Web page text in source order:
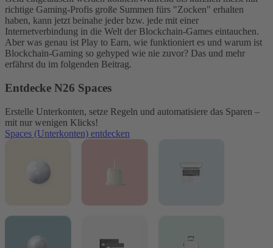
richtige Gaming-Profis große Summen fürs "Zocken" erhalten
haben, kann jetzt beinahe jeder bzw. jede mit einer
Internetverbindung in die Welt der Blockchain-Games eintauchen.
Aber was genau ist Play to Earn, wie funktioniert es und warum ist
Blockchain-Gaming so gehyped wie nie zuvor? Das und mehr
erfährst du im folgenden Beitrag.
Entdecke N26 Spaces
Erstelle Unterkonten, setze Regeln und automatisiere das Sparen –
mit nur wenigen Klicks!
Spaces (Unterkonten) entdecken